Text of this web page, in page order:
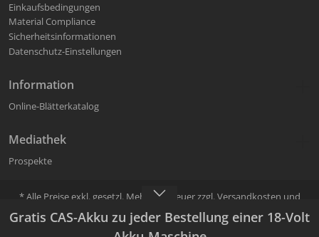
Gratis CAS-Akku zu jeder Bestellung einer 18-Volt
Einkaufsbedingungen
Material Compliance
Sicherheitsinformationen
Datenschutz-Einstellungen
Information
Online-Blätterkatalog
Mediathek
Prospekte
* Alle Preise exkl. gesetzl. Mehrwertsteuer zzgl. Versandkosten und
Verkauf und Versand erfolgt über Mafell Fachhändler. Der Mafell
Fachhändler kann im Bestellprozess ausgewählt werden.